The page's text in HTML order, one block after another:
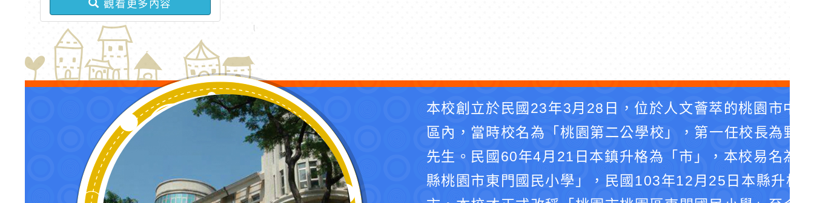
觀看更多內容
本校創立於民國23年3月28日，位於人文薈萃的桃園市中
區內，當時校名為「桃園第二公學校」，第一任校長為野
先生。民國60年4月21日本鎮升格為「市」，本校易名為
縣桃園市東門國民小學」，民國103年12月25日本縣升格